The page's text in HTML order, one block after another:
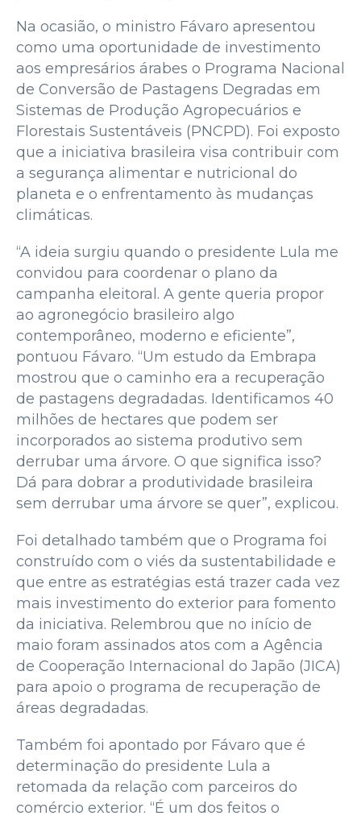
Na ocasião, o ministro Fávaro apresentou
como uma oportunidade de investimento
aos empresários árabes o Programa Nacional
de Conversão de Pastagens Degradas em
Sistemas de Produção Agropecuários e
Florestais Sustentáveis (PNCPD). Foi exposto
que a iniciativa brasileira visa contribuir com
a segurança alimentar e nutricional do
planeta e o enfrentamento às mudanças
climáticas.
“A ideia surgiu quando o presidente Lula me
convidou para coordenar o plano da
campanha eleitoral. A gente queria propor
ao agronegócio brasileiro algo
contemporâneo, moderno e eficiente”,
pontuou Fávaro. “Um estudo da Embrapa
mostrou que o caminho era a recuperação
de pastagens degradadas. Identificamos 40
milhões de hectares que podem ser
incorporados ao sistema produtivo sem
derrubar uma árvore. O que significa isso?
Dá para dobrar a produtividade brasileira
sem derrubar uma árvore se quer”, explicou.
Foi detalhado também que o Programa foi
construído com o viés da sustentabilidade e
que entre as estratégias está trazer cada vez
mais investimento do exterior para fomento
da iniciativa. Relembrou que no início de
maio foram assinados atos com a Agência
de Cooperação Internacional do Japão (JICA)
para apoio o programa de recuperação de
áreas degradadas.
Também foi apontado por Fávaro que é
determinação do presidente Lula a
retomada da relação com parceiros do
comércio exterior. “É um dos feitos o